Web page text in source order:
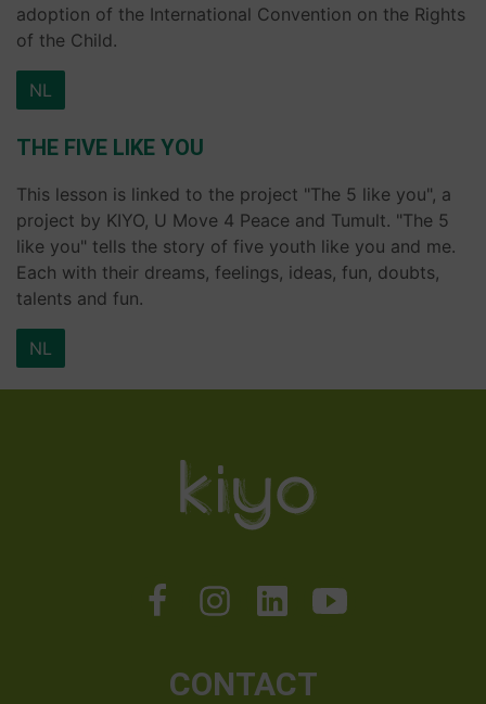
adoption of the International Convention on the Rights
of the Child.
NL
THE FIVE LIKE YOU
This lesson is linked to the project "The 5 like you", a
project by KIYO, U Move 4 Peace and Tumult. "The 5
like you" tells the story of five youth like you and me.
Each with their dreams, feelings, ideas, fun, doubts,
talents and fun.
NL
CONTACT